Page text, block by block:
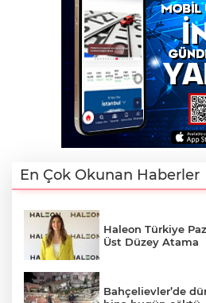
En Çok Okunan Haberler
Haleon Türkiye
Üst Düzey Atama
Bahçelievler’de